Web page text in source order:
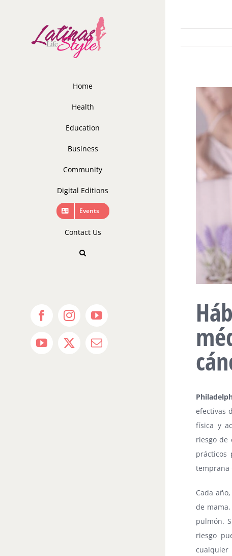
Home
Health
Education
Business
Community
Digital Editions
Events
Contact Us
FacebookInstagramYouTube
YouTube
X Email
efectivas
física y
riesgo de
prácticos
temprana
Cada
de
pulmón.
riesgo